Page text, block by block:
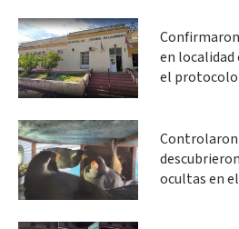
en
el
Controlaron
ocultas en